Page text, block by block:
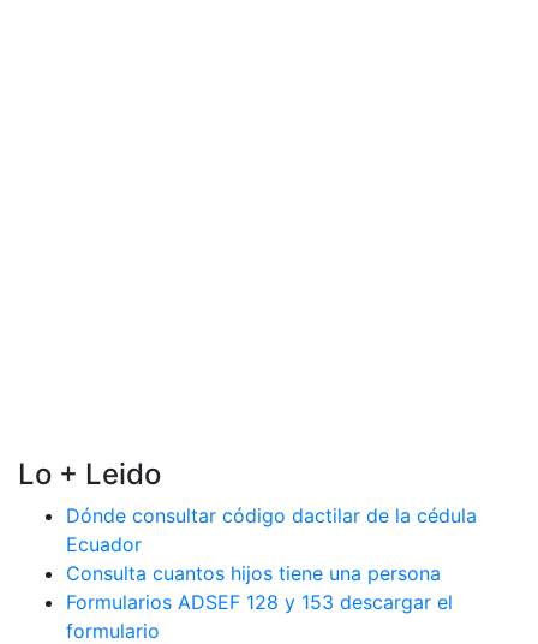
Lo + Leido
Dónde consultar código dactilar de la cédula
Ecuador
Consulta cuantos hijos tiene una persona
Formularios ADSEF 128 y 153 descargar el
formulario